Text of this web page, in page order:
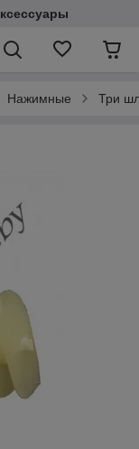
Нажимные Три